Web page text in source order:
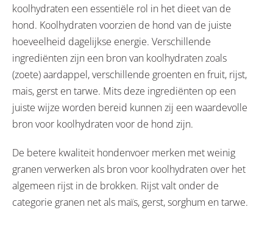
koolhydraten een essentiële rol in het dieet van de
hond. Koolhydraten voorzien de hond van de juiste
hoeveelheid dagelijkse energie. Verschillende
ingrediënten zijn een bron van koolhydraten zoals
(zoete) aardappel, verschillende groenten en fruit, rijst,
mais, gerst en tarwe. Mits deze ingrediënten op een
juiste wijze worden bereid kunnen zij een waardevolle
bron voor koolhydraten voor de hond zijn.
De betere kwaliteit hondenvoer merken met weinig
granen verwerken als bron voor koolhydraten over het
algemeen rijst in de brokken. Rijst valt onder de
categorie granen net als maïs, gerst, sorghum en tarwe.